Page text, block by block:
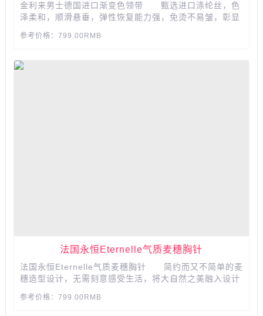
金利来男士德国进口渐变色领带 甄选进口涤纶丝，色
泽柔和，顺滑悬垂，弹性恢复能力强，免烫不易皱，彰显
漫气息的同时彰显不凡品位...
参考价格：799.00RMB
法国永恒Eternelle气质麦穗胸针
法国永恒Eternelle气质麦穗胸针 简约而又不简单的麦
穗造型设计，无需刻意感受生活，将大自然之美融入设计
彼此，下定决心要与你赏遍这流年里所有风景，是你们之
参考价格：799.00RMB